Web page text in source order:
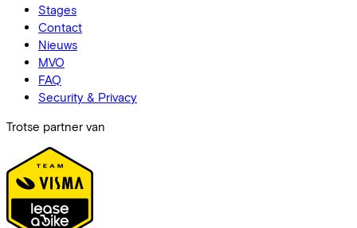
Stages
Contact
Nieuws
MVO
FAQ
Security & Privacy
Trotse partner van